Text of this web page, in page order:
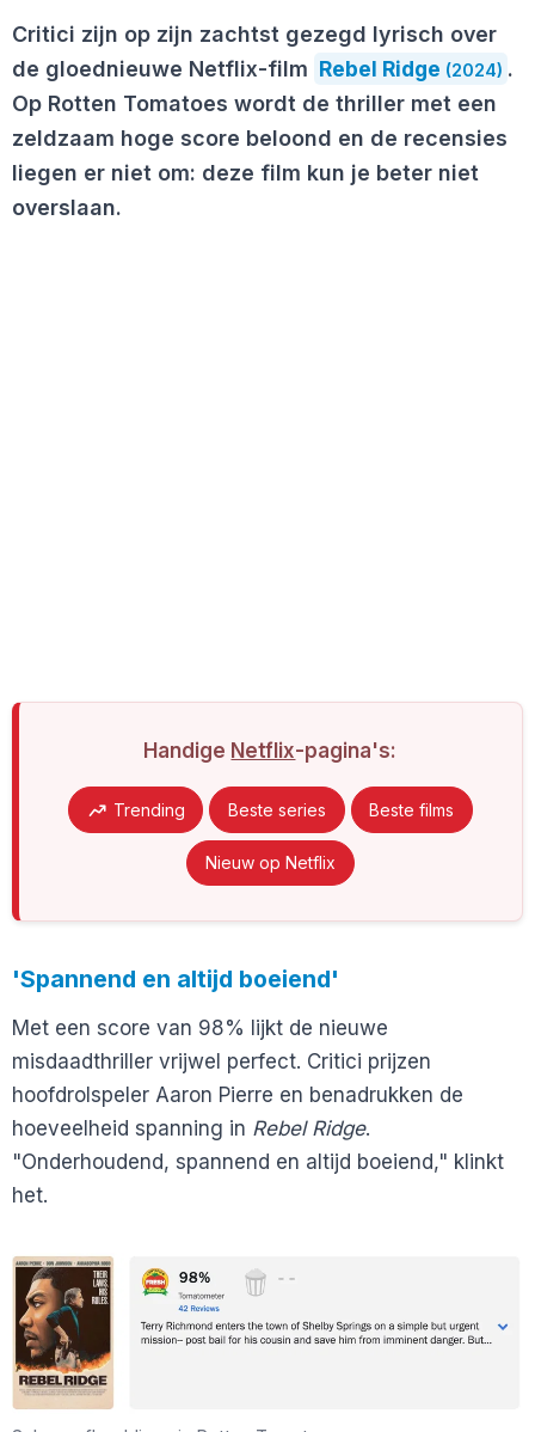
Critici zijn op zijn zachtst gezegd lyrisch over
de gloednieuwe Netflix-film Rebel Ridge (2024) .
Op Rotten Tomatoes wordt de thriller met een
zeldzaam hoge score beloond en de recensies
liegen er niet om: deze film kun je beter niet
overslaan.
Handige Netflix-pagina's:
Trending Beste series Beste films
Nieuw op Netflix
'Spannend en altijd boeiend'
Met een score van 98% lijkt de nieuwe
misdaadthriller vrijwel perfect. Critici prijzen
hoofdrolspeler Aaron Pierre en benadrukken de
hoeveelheid spanning in Rebel Ridge.
"Onderhoudend, spannend en altijd boeiend," klinkt
het.